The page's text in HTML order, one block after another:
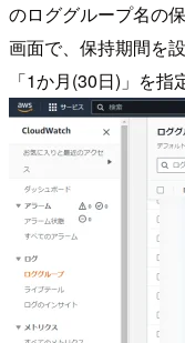
のロググループ名の
画面で、保持期間を
「1か月(30日)」を指